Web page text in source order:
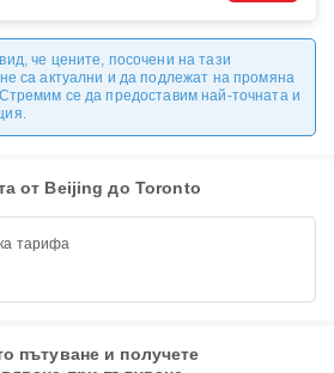
че цените, посочени на тази
са актуални и да подлежат на промяна
се да предоставим най-точната и
от Beijing до Toronto
тарифа
пътуване и получете